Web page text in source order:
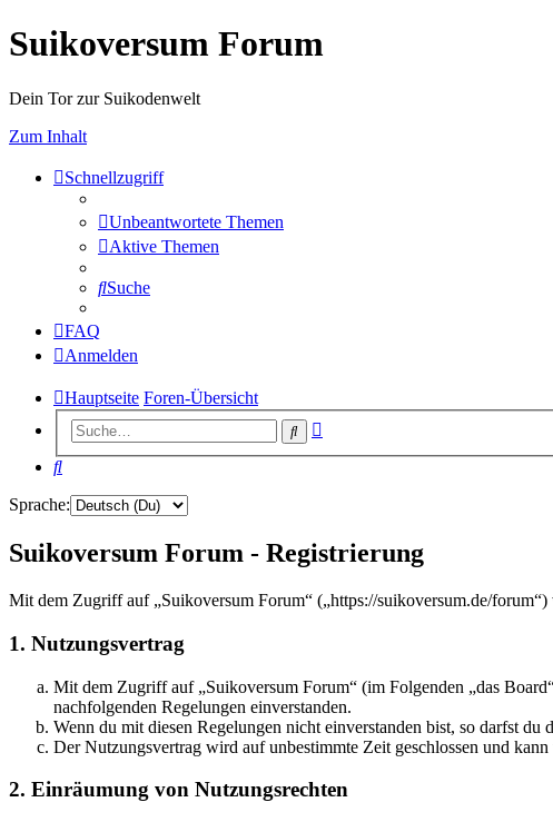
Suikoversum Forum
Dein Tor zur Suikodenwelt
Zum Inhalt
Schnellzugriff
Unbeantwortete Themen
Aktive Themen
Suche
FAQ
Anmelden
Hauptseite Foren-Übersicht
Suche
Suche
Sprache:
Suikoversum Forum - Registrierung
Mit dem Zugriff auf „Suikoversum Forum“ („https://suikoversum.de/
1. Nutzungsvertrag
Mit dem Zugriff auf „Suikoversum Forum“ (im Folgenden „das
nachfolgenden Regelungen einverstanden.
Wenn du mit diesen Regelungen nicht einverstanden bist, so darfst
Der Nutzungsvertrag wird auf unbestimmte Zeit geschlossen und
2. Einräumung von Nutzungsrechten